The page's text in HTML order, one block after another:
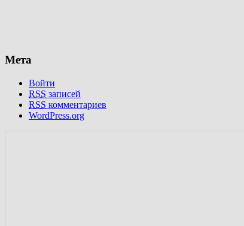
Мета
Войти
RSS записей
RSS комментариев
WordPress.org